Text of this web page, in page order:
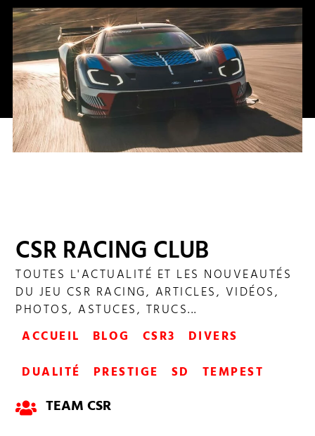
CSR RACING CLUB
TOUTES L'ACTUALITÉ ET LES NOUVEAUTÉS
DU JEU CSR RACING, ARTICLES, VIDÉOS,
PHOTOS, ASTUCES, TRUCS...
ACCUEIL
BLOG CSR3
DIVERS
DUALITÉ
PRESTIGE SD TEMPEST
TEAM CSR